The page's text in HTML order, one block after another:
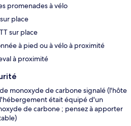
promenades à vélo
place
sur place
à pied ou à vélo à proximité
à proximité
monoxyde de carbone signalé (l'hôte
était équipé d'un
de carbone ; pensez à apporter